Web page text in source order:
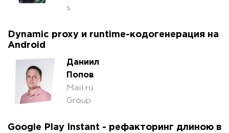
s
Dynamic proxy и runtime-кодогенерация на
Android
Даниил
Попов
Mail.ru
Group
Google Play Instant - рефакторинг длиною в